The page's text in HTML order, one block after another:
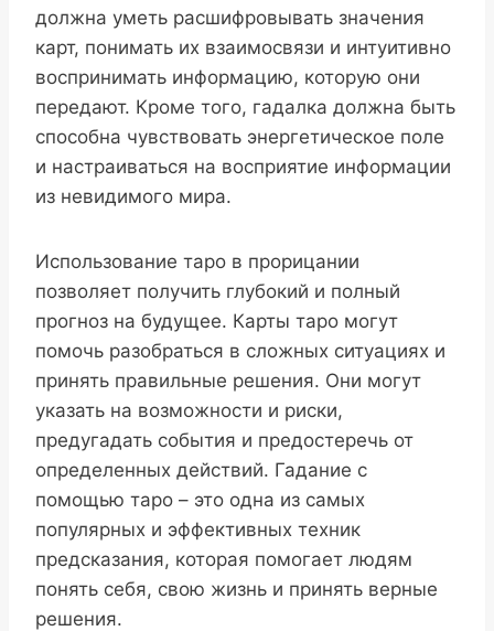
должна уметь расшифровывать значения
карт, понимать их взаимосвязи и интуитивно
воспринимать информацию, которую они
передают. Кроме того, гадалка должна быть
способна чувствовать энергетическое поле
и настраиваться на восприятие информации
из невидимого мира.
Использование таро в прорицании
позволяет получить глубокий и полный
прогноз на будущее. Карты таро могут
помочь разобраться в сложных ситуациях и
принять правильные решения. Они могут
указать на возможности и риски,
предугадать события и предостеречь от
определенных действий. Гадание с
помощью таро – это одна из самых
популярных и эффективных техник
предсказания, которая помогает людям
понять себя, свою жизнь и принять верные
решения.